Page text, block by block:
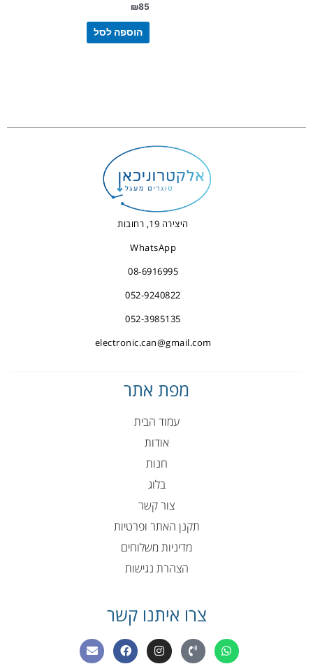
₪85
הוספה לסל
היצירה 19, רחובות
WhatsApp
08-6916995
052-9240822
052-3985135
electronic.can@gmail.com
מפת אתר
עמוד הבית
אודות
חנות
בלוג
צור קשר
תקנן האתר ופרטיות
מדיניות משלוחים
הצהרת נגישות
צרו איתנו קשר
W
h
a
P
h
o
I
n
s
F
a
c
E
n
v